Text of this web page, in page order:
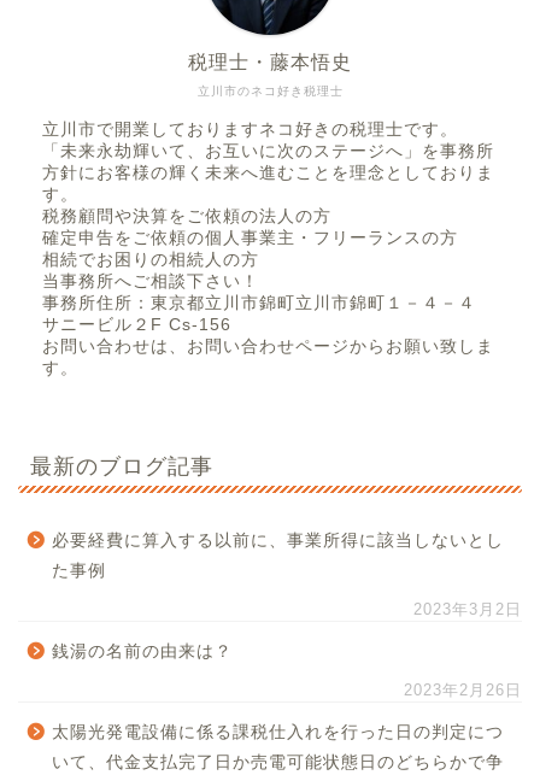
立川市のネコ好き税理士
税理士・藤本悟史
立川市で開業しておりますネコ好きの税理士です。
「未来永劫輝いて、お互いに次のステージへ」を事務所
方針にお客様の輝く未来へ進むことを理念としておりま
す。
税務顧問や決算をご依頼の法人の方
確定申告をご依頼の個人事業主・フリーランスの方
相続でお困りの相続人の方
当事務所へご相談下さい！
事務所住所：東京都立川市錦町立川市錦町１－４－４
サニービル２F Cs-156
お問い合わせは、お問い合わせページからお願い致しま
す。
最新のブログ記事
必要経費に算入する以前に、事業所得に該当しないとし
た事例
2023年3月2日
銭湯の名前の由来は？
2023年2月26日
太陽光発電設備に係る課税仕入れを行った日の判定につ
いて、代金支払完了日か売電可能状態日のどちらかで争